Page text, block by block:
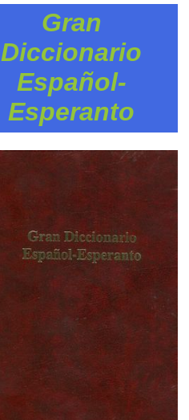
Gran
Diccionario
Español-
Esperanto